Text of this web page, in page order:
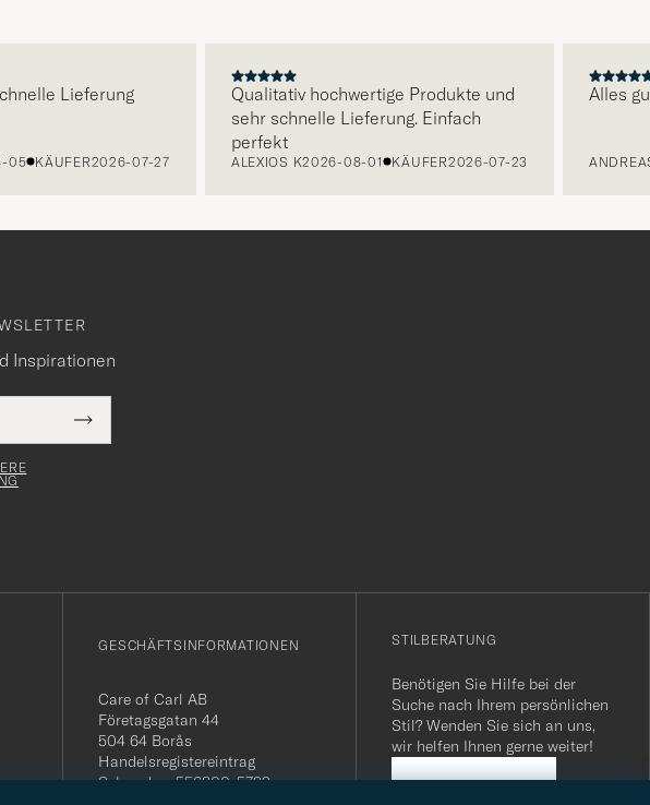
Lieferung
KÄUFER2026-07-27
Qualitativ hochwertige Produkte und
sehr schnelle Lieferung. Einfach
perfekt
ALEXIOS K2026-08-01 KÄUFER2026-07-23
Alles
ANDREAS S
Inspirationen
Submit
Newsletter
GESCHÄFTSINFORMATIONEN
Care of Carl AB
Företagsgatan 44
504 64 Borås
Handelsregistereintrag
Schweden: 556800-5739
STILBERATUNG
Benötigen Sie Hilfe bei der
Suche nach Ihrem persönlichen
Stil? Wenden Sie sich an uns,
wir helfen Ihnen gerne weiter!
STILBERATUNG